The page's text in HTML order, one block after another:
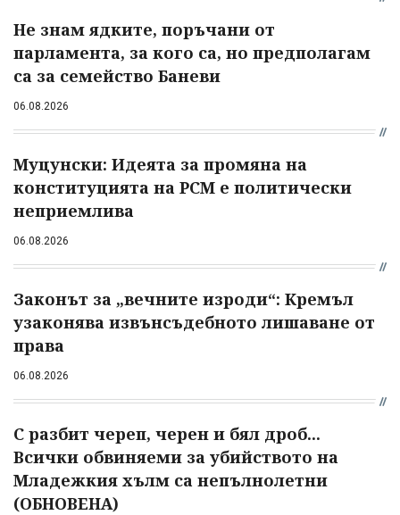
Не знам ядките, поръчани от
парламента, за кого са, но предполагам
са за семейство Баневи
06.08.2026
Муцунски: Идеята за промяна на
конституцията на РСМ е политически
неприемлива
06.08.2026
Законът за „вечните изроди“: Кремъл
узаконява извънсъдебното лишаване от
права
06.08.2026
С разбит череп, черен и бял дроб...
Всички обвиняеми за убийството на
Младежкия хълм са непълнолетни
(ОБНОВЕНА)